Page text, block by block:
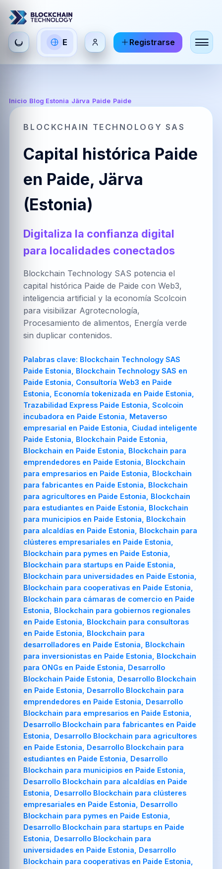
Seleccionar
idioma
E
ES
Español English
FR
Français
HI DE
ZH JA PT
العربية Brezhoneg 한국어
PT-BR
Português
(Brasil)
NL
Nederlands
HR
Hrvatski
فارسی Italiano 简体中文
TR
Türkçe
UK
Українська
PL
Registrarse
Inicio/ Blog Estonia Järva Paide/ Paide
BLOCKCHAIN TECHNOLOGY SAS
Capital histórica Paide
en Paide, Järva
(Estonia)
Digitaliza la confianza digital
para localidades conectados
Blockchain Technology SAS potencia el
capital histórica Paide de Paide con Web3,
inteligencia artificial y la economía Scolcoin
para visibilizar Agrotecnología,
Procesamiento de alimentos, Energía verde
sin duplicar contenidos.
Palabras clave: Blockchain Technology SAS
Paide Estonia, Blockchain Technology SAS en
Paide Estonia, Consultoría Web3 en Paide
Estonia, Economía tokenizada en Paide Estonia,
Trazabilidad Express Paide Estonia, Scolcoin
incubadora en Paide Estonia, Metaverso
empresarial en Paide Estonia, Ciudad inteligente
Paide Estonia, Blockchain Paide Estonia,
Blockchain en Paide Estonia, Blockchain para
emprendedores en Paide Estonia, Blockchain
para empresarios en Paide Estonia, Blockchain
para fabricantes en Paide Estonia, Blockchain
para agricultores en Paide Estonia, Blockchain
para estudiantes en Paide Estonia, Blockchain
para municipios en Paide Estonia, Blockchain
para alcaldías en Paide Estonia, Blockchain para
clústeres empresariales en Paide Estonia,
Blockchain para pymes en Paide Estonia,
Blockchain para startups en Paide Estonia,
Blockchain para universidades en Paide Estonia,
Blockchain para cooperativas en Paide Estonia,
Blockchain para cámaras de comercio en Paide
Estonia, Blockchain para gobiernos regionales
en Paide Estonia, Blockchain para consultoras
en Paide Estonia, Blockchain para
desarrolladores en Paide Estonia, Blockchain
para inversionistas en Paide Estonia, Blockchain
para ONGs en Paide Estonia, Desarrollo
Blockchain Paide Estonia, Desarrollo Blockchain
en Paide Estonia, Desarrollo Blockchain para
emprendedores en Paide Estonia, Desarrollo
Blockchain para empresarios en Paide Estonia,
Desarrollo Blockchain para fabricantes en Paide
Estonia, Desarrollo Blockchain para agricultores
en Paide Estonia, Desarrollo Blockchain para
estudiantes en Paide Estonia, Desarrollo
Blockchain para municipios en Paide Estonia,
Desarrollo Blockchain para alcaldías en Paide
Estonia, Desarrollo Blockchain para clústeres
empresariales en Paide Estonia, Desarrollo
Blockchain para pymes en Paide Estonia,
Desarrollo Blockchain para startups en Paide
Estonia, Desarrollo Blockchain para
universidades en Paide Estonia, Desarrollo
Blockchain para cooperativas en Paide Estonia,